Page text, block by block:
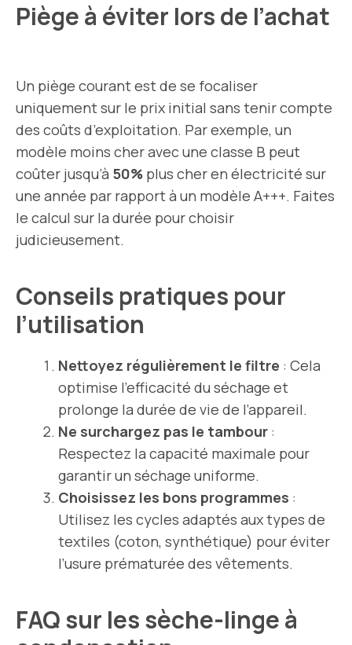
Piège à éviter lors de l’achat
Un piège courant est de se focaliser
uniquement sur le prix initial sans tenir compte
des coûts d’exploitation. Par exemple, un
modèle moins cher avec une classe B peut
coûter jusqu’à 50% plus cher en électricité sur
une année par rapport à un modèle A+++. Faites
le calcul sur la durée pour choisir
judicieusement.
Conseils pratiques pour
l’utilisation
Nettoyez régulièrement le filtre : Cela
optimise l’efficacité du séchage et
prolonge la durée de vie de l’appareil.
Ne surchargez pas le tambour :
Respectez la capacité maximale pour
garantir un séchage uniforme.
Choisissez les bons programmes :
Utilisez les cycles adaptés aux types de
textiles (coton, synthétique) pour éviter
l’usure prématurée des vêtements.
FAQ sur les sèche-linge à